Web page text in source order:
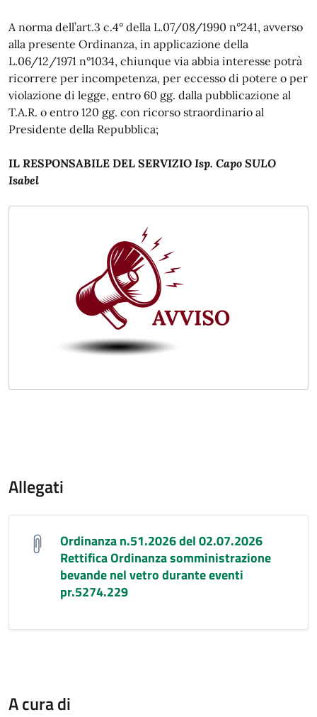
A norma dell’art.3 c.4° della L.07/08/1990 n°241, avverso
alla presente Ordinanza, in applicazione della
L.06/12/1971 n°1034, chiunque via abbia interesse potrà
ricorrere per incompetenza, per eccesso di potere o per
violazione di legge, entro 60 gg. dalla pubblicazione al
T.A.R. o entro 120 gg. con ricorso straordinario al
Presidente della Repubblica;
IL RESPONSABILE DEL SERVIZIO Isp. Capo SULO
Isabel
Allegati
Ordinanza n.51.2026 del 02.07.2026
Rettifica Ordinanza somministrazione
bevande nel vetro durante eventi
pr.5274.229
A cura di